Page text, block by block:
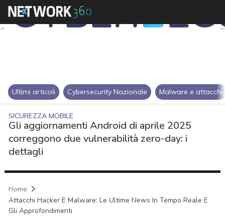
Ultimi articoli Cybersecurity Nazionale Malware e attacchi
SICUREZZA MOBILE
Gli aggiornamenti Android di aprile 2025
correggono due vulnerabilità zero-day: i
dettagli
Home
Attacchi Hacker E Malware: Le Ultime News In Tempo Reale E
Gli Approfondimenti